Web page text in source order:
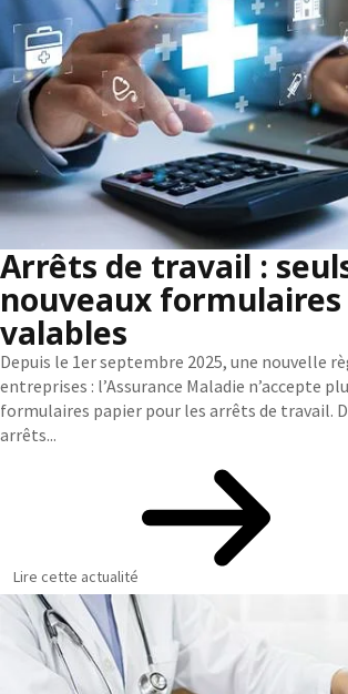
Arrêts de travail :
nouveaux
valables
Depuis le 1er septembre 2025, une nouvelle
entreprises : l’Assurance Maladie n’accepte
formulaires papier pour les arrêts de travail.
arrêts...
Lire cette actualité